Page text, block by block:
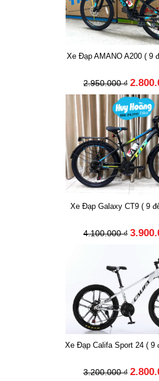
Xe Đạp AMANO A200 ( 9
2.950.000 ₫
Xe Đạp Galaxy CT9 ( 9
4.100.000 ₫
Xe Đạp Califa Sport 24 ( 9
3.200.000 ₫